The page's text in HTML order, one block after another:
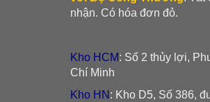
nhận. Có hóa đơn đỏ.
Kho HCM: Số 2 thủy lợi,
Chí Minh
Kho HN : Kho D5, Số 386,